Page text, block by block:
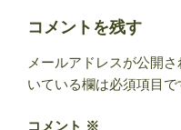
コメントを残す
メールアドレスが公開
いている欄は必須項目で
コメント ※